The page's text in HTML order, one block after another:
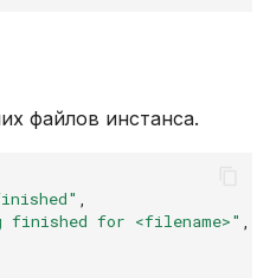
файлов инстанса.
finished for <filename>"